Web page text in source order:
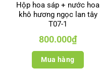
Hộp hoa sáp + nước hoa
khô hương ngọc lan tây
T07-1
800.000₫
Mua hàng